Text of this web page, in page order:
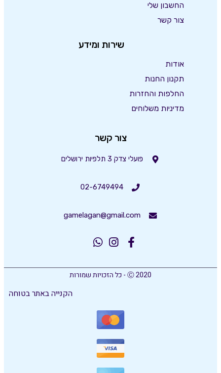
החשבון שלי
צור קשר
שירות ומידע
אודות
תקנון החנות
החלפות והחזרות
מדיניות משלוחים
צור קשר
פועלי צדק 3 תלפיות ירושלים
02-6749494
gamelagan@gmail.com
Ⓒ 2020 - כל הזכויות שמורות
הקנייה באתר בטוחה